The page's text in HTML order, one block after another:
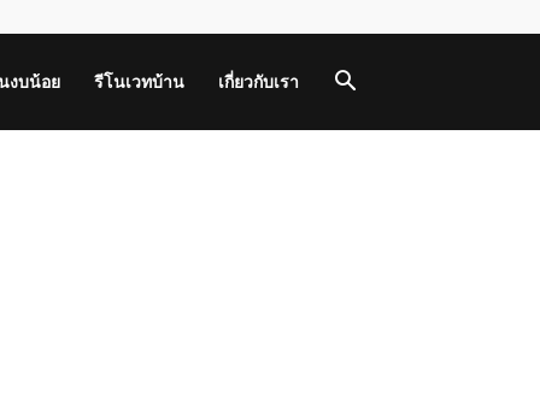
งบน้อย รีโนเวทบ้าน เกี่ยวกับเรา